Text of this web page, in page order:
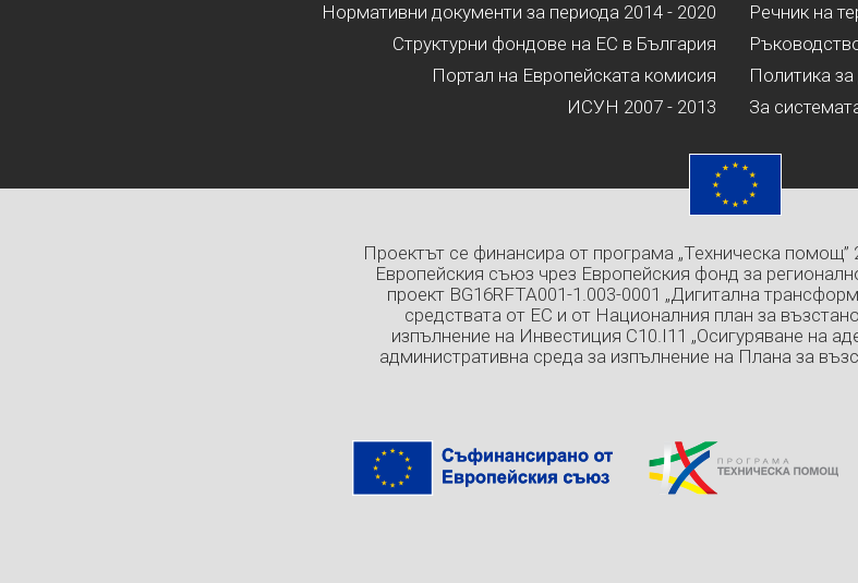
Нормативни документи за периода 2014 - 2020
Структурни фондове на ЕС в България
Портал на Европейската комисия
ИСУН 2007 - 2013
Речник на
Политика
За
Проектът се финансира от програма „Техническа
Европейския съюз чрез Европейския фонд за
проект BG16RFTA001-1.003-0001 „Дигитална
средствата от ЕС и от Националния план за
изпълнение на Инвестиция C10.I11 „Осигуряване на
административна среда за изпълнение на Плана за